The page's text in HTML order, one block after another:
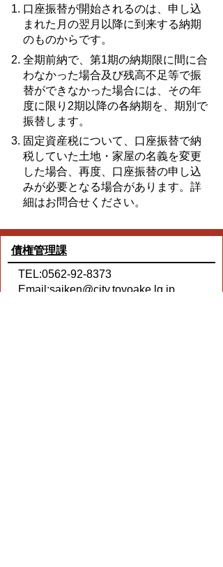
口座振替が開始されるのは、申し込
まれた月の翌月以降に到来する納期
のものからです。
全期前納で、第1期の納期限に間に合
わなかった場合及び残高不足等で振
替ができなかった場合には、その年
度に限り2期以降の各納期を、期別で
振替します。
固定資産税について、口座振替で納
税していた土地・家屋の名義を変更
した場合、再度、口座振替の申し込
みが必要となる場合があります。詳
細はお問合せください。
債権管理課
TEL:0562-92-8373
Email:saiken@city.toyoake.lg.jp